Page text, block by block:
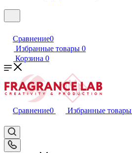
Сравнение0
Избранные товары 0
Корзина 0
Сравнение0 Избранные товары